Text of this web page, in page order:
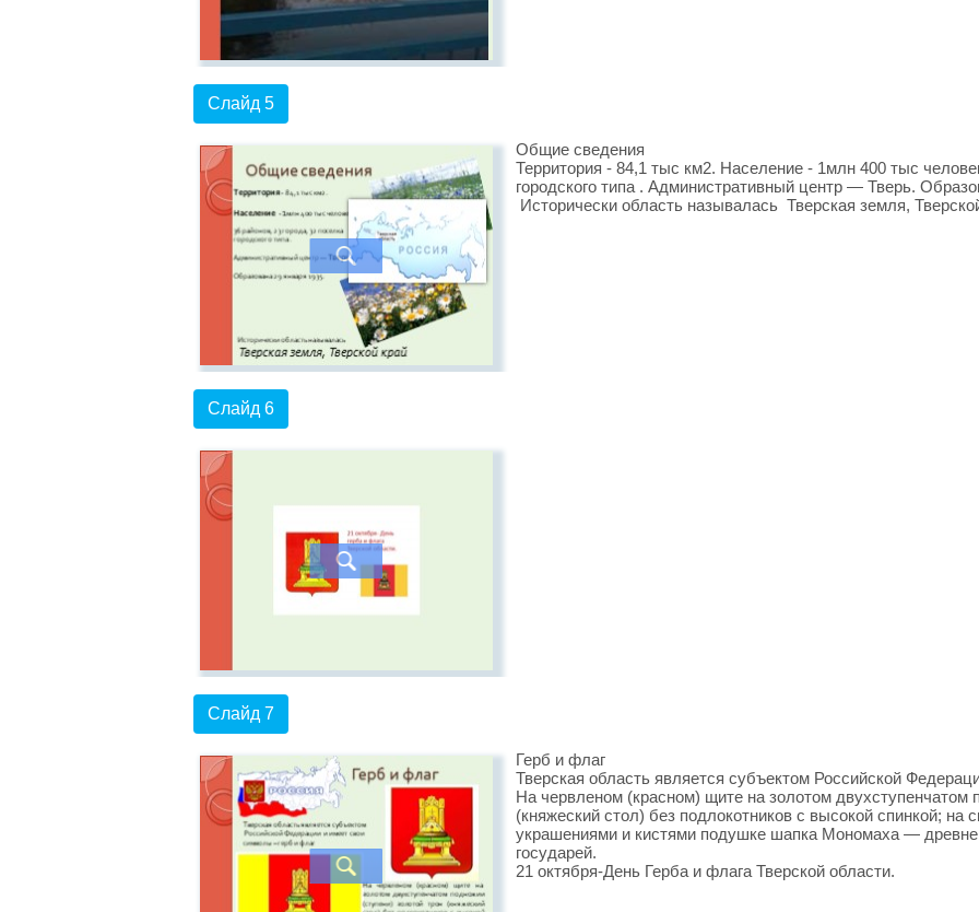
Слайд 5
Общие сведения
Территория - 84,1 тыс км2. Население - 1млн 400 тыс
городского типа . Административный центр — Тверь.
Исторически область называлась Тверская земля,
Слайд 6
Слайд 7
Герб и флаг
Тверская область является субъектом Российской
На червленом (красном) щите на золотом двухступенчатом
(княжеский стол) без подлокотников с высокой спинкой; на
украшениями и кистями подушке шапка Мономаха —
государей.
21 октября-День Герба и флага Тверской области.